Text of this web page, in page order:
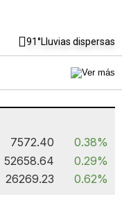
91°Lluvias dispersas
7572.40
0.38%
52658.64
0.29%
26269.23 0.62%